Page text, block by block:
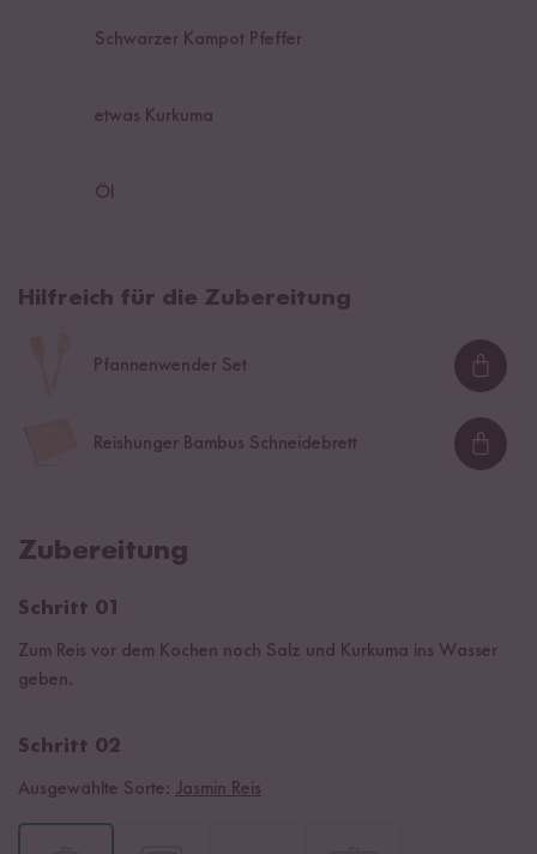
Schwarzer Kampot Pfeffer
etwas Kurkuma
Öl
Hilfreich für die Zubereitung
Pfannenwender Set
Reishunger Bambus Schneidebrett
Zubereitung
Schritt 01
Zum Reis vor dem Kochen noch Salz und Kurkuma ins Wasser
geben.
Schritt 02
Ausgewählte Sorte: Jasmin Reis